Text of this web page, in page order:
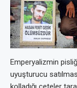
Emperyalizmin
uyuşturucu